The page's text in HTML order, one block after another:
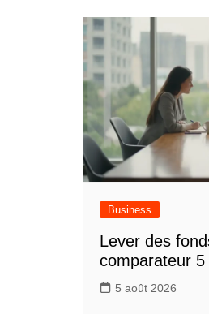
Business
Lever des
comparateur
5 août 2026